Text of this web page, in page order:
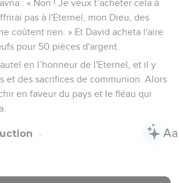
: « Non ! Je veux t’acheter cela à
pas à l'Eternel, mon Dieu, des
coûtent rien. » Et David acheta l'aire
pour 50 pièces d'argent.
en l’honneur de l'Eternel, et il y
et des sacrifices de communion. Alors
en faveur du pays et le fléau qui